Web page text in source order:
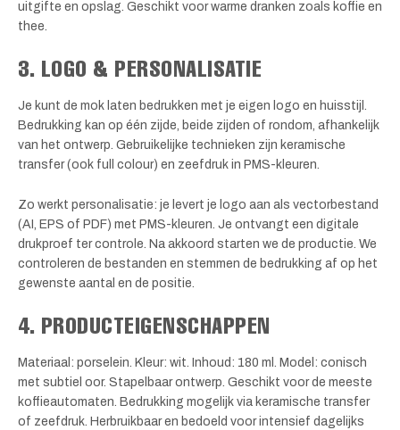
uitgifte en opslag. Geschikt voor warme dranken zoals koffie en
thee.
3. LOGO & PERSONALISATIE
Je kunt de mok laten bedrukken met je eigen logo en huisstijl.
Bedrukking kan op één zijde, beide zijden of rondom, afhankelijk
van het ontwerp. Gebruikelijke technieken zijn keramische
transfer (ook full colour) en zeefdruk in PMS-kleuren.
Zo werkt personalisatie: je levert je logo aan als vectorbestand
(AI, EPS of PDF) met PMS-kleuren. Je ontvangt een digitale
drukproef ter controle. Na akkoord starten we de productie. We
controleren de bestanden en stemmen de bedrukking af op het
gewenste aantal en de positie.
4. PRODUCTEIGENSCHAPPEN
Materiaal: porselein. Kleur: wit. Inhoud: 180 ml. Model: conisch
met subtiel oor. Stapelbaar ontwerp. Geschikt voor de meeste
koffieautomaten. Bedrukking mogelijk via keramische transfer
of zeefdruk. Herbruikbaar en bedoeld voor intensief dagelijks